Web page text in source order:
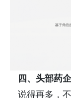
四、头部药
说得再多，